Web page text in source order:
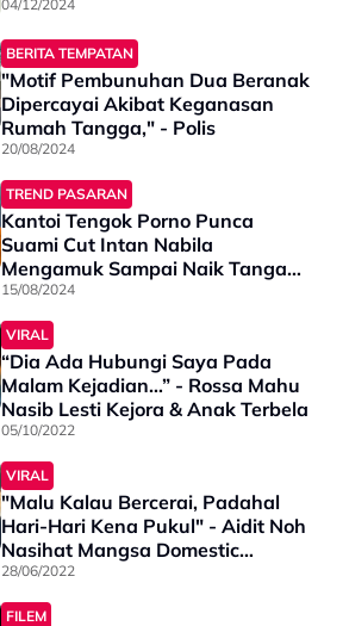
04/12/2024
BERITA TEMPATAN
"Motif Pembunuhan Dua Beranak
Dipercayai Akibat Keganasan
Rumah Tangga," - Polis
20/08/2024
TREND PASARAN
Kantoi Tengok Porno Punca
Suami Cut Intan Nabila
Mengamuk Sampai Naik Tangan,
Kasari Anak
15/08/2024
VIRAL
“Dia Ada Hubungi Saya Pada
Malam Kejadian…” - Rossa Mahu
Nasib Lesti Kejora & Anak Terbela
05/10/2022
VIRAL
"Malu Kalau Bercerai, Padahal
Hari-Hari Kena Pukul" - Aidit Noh
Nasihat Mangsa Domestic
Violence Jangan Malu, Bersuara
Kalau ...
28/06/2022
FILEM